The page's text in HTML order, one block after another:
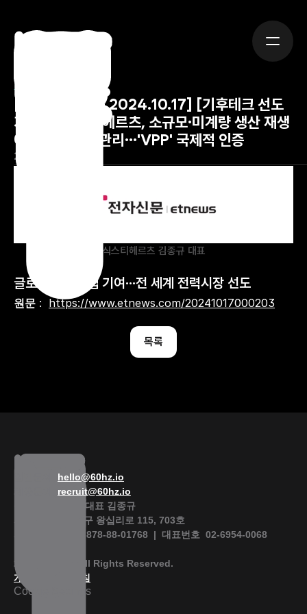
뉴스
[출처: 전자신문 2024.10.17] [기후테크 선도
기업③] 식스티헤르츠, 소규모·미계량 생산 재생
에너지 효율적 관리…'VPP' 국제적 인증
2024년 10월 17일
식스티헤르츠 김종규 대표
글로벌 탄소중립 기여…전 세계 전력시장 선도
원문 : https://www.etnews.com/20241017000203
목록
식스티헤르츠  |  대표 김종규
서울특별시 성동구 왕십리로 115, 703호
사업자등록번호  878-88-01768  |  대표번호  02-6954-0068
2025 60Hertz. All Rights Reserved.
개인정보처리방침
Cookie Settings
hello@60hz.io
recruit@60hz.io